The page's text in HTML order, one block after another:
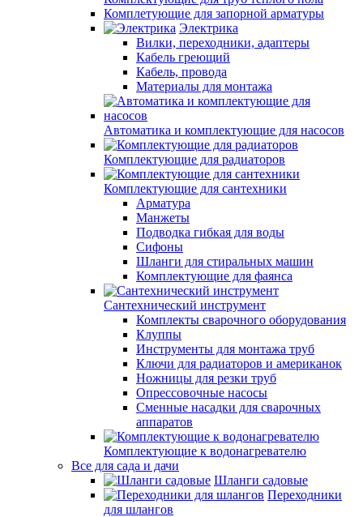
Комплетующие для запорной арматуры
Электрика
Вилки, переходники, адаптеры
Кабель греющий
Кабель, провода
Материалы для монтажа
Автоматика и комплектующие для насосов
Комплектующие для радиаторов
Комплектующие для сантехники
Арматура
Манжеты
Подводка гибкая для воды
Сифоны
Шланги для стиральных машин
Комплектующие для фаянса
Сантехнический инструмент
Комплекты сварочного оборудования
Клуппы
Инструменты для монтажа труб
Ключи для радиаторов и американок
Ножницы для резки труб
Опрессовочные насосы
Сменные насадки для сварочных
аппаратов
Комплектующие к водонагревателю
Все для сада и дачи
Шланги садовые
Переходники
для шлангов